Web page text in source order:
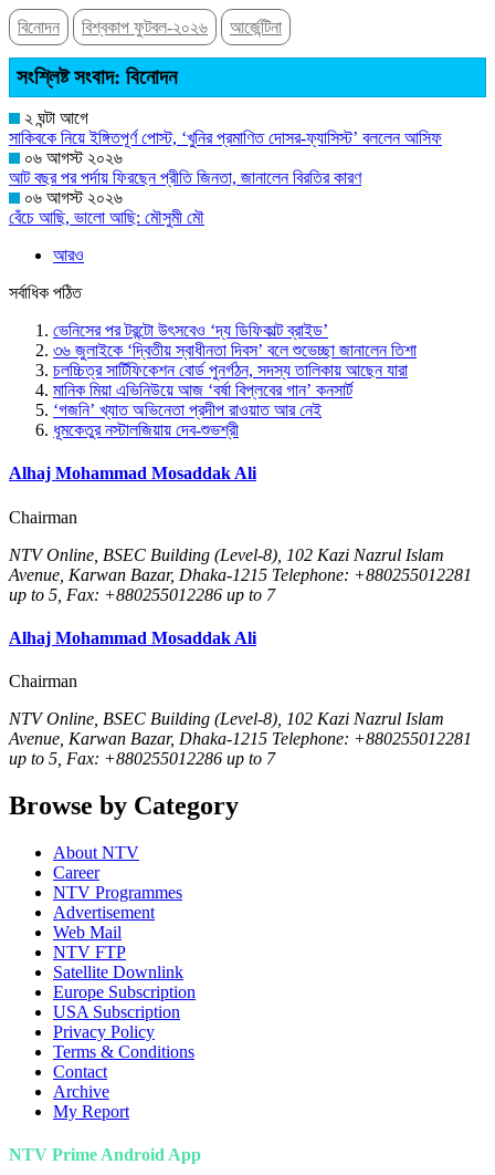
বিনোদন
বিশ্বকাপ ফুটবল-২০২৬ আর্জেন্টিনা
সংশ্লিষ্ট সংবাদ: বিনোদন
২ ঘন্টা আগে
সাকিবকে নিয়ে ইঙ্গিতপূর্ণ পোস্ট, ‘খুনির প্রমাণিত দোসর-ফ্যাসিস্ট’ বললেন আসিফ
০৬ আগস্ট ২০২৬
আট বছর পর পর্দায় ফিরছেন প্রীতি জিনতা, জানালেন বিরতির কারণ
০৬ আগস্ট ২০২৬
বেঁচে আছি, ভালো আছি: মৌসুমী মৌ
আরও
সর্বাধিক পঠিত
ভেনিসের পর টরন্টো উৎসবেও ‘দ্য ডিফিকাল্ট ব্রাইড’
৩৬ জুলাইকে ‘দ্বিতীয় স্বাধীনতা দিবস’ বলে শুভেচ্ছা জানালেন তিশা
চলচ্চিত্র সার্টিফিকেশন বোর্ড পুনর্গঠন, সদস্য তালিকায় আছেন যারা
মানিক মিয়া এভিনিউয়ে আজ ‘বর্ষা বিপ্লবের গান’ কনসার্ট
‘গজনি’ খ্যাত অভিনেতা প্রদীপ রাওয়াত আর নেই
ধূমকেতুর নস্টালজিয়ায় দেব-শুভশ্রী
Alhaj Mohammad Mosaddak Ali
Chairman
NTV Online, BSEC Building (Level-8), 102 Kazi Nazrul Islam
Avenue, Karwan Bazar, Dhaka-1215 Telephone: +880255012281
up to 5, Fax: +880255012286 up to 7
Alhaj Mohammad Mosaddak Ali
Chairman
NTV Online, BSEC Building (Level-8), 102 Kazi Nazrul Islam
Avenue, Karwan Bazar, Dhaka-1215 Telephone: +880255012281
up to 5, Fax: +880255012286 up to 7
Browse by Category
About NTV
Career
NTV Programmes
Advertisement
Web Mail
NTV FTP
Satellite Downlink
Europe Subscription
USA Subscription
Privacy Policy
Terms & Conditions
Contact
Archive
My Report
NTV Prime Android App